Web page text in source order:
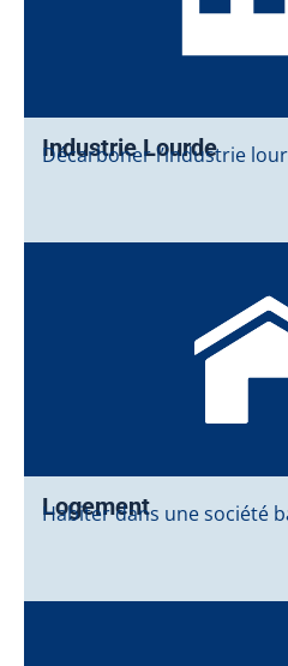
Industrie Lourde
Décarboner l’industrie
Logement
Habiter dans une société